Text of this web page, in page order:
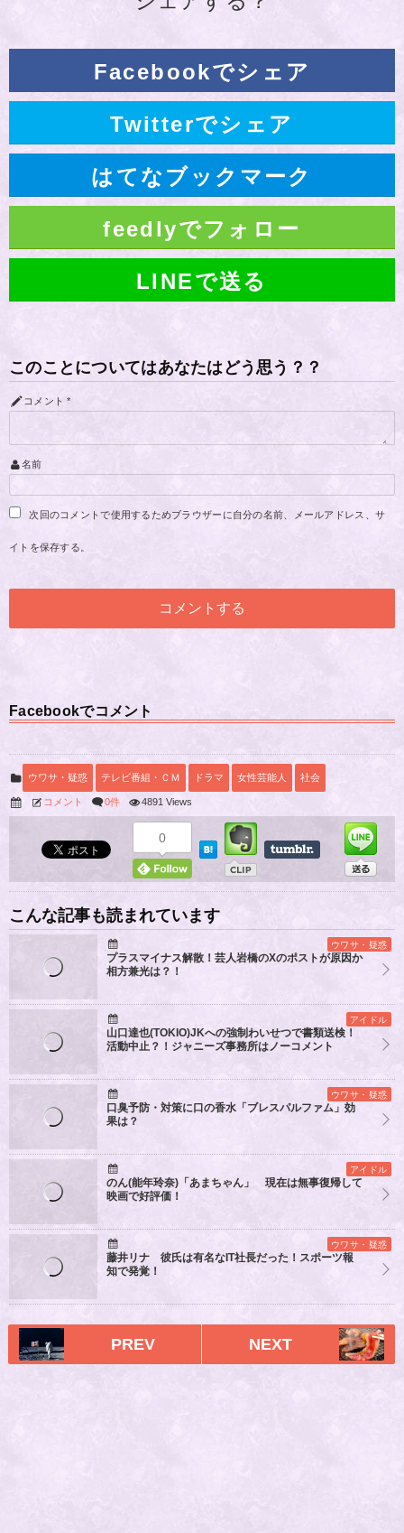
Facebookでシェア
Twitterでシェア
はてなブックマーク
feedlyでフォロー
LINEで送る
このことについてはあなたはどう思う？？
コメント *
名前
次回のコメントで使用するためブラウザーに自分の名前、メールアドレス、サ
イトを保存する。
Facebookでコメント
ウワサ・疑惑 テレビ番組・ＣＭ ドラマ 女性芸能人 社会
コメント 0件 4891 Views
0
こんな記事も読まれています
ウワサ・疑惑
プラスマイナス解散！芸人岩橋のXのポストが原因か
相方兼光は？！
アイドル
山口達也(TOKIO)JKへの強制わいせつで書類送検！
活動中止？！ジャニーズ事務所はノーコメント
ウワサ・疑惑
口臭予防・対策に口の香水「ブレスパルファム」効
果は？
アイドル
のん(能年玲奈)「あまちゃん」 現在は無事復帰して
映画で好評価！
ウワサ・疑惑
藤井リナ 彼氏は有名なIT社長だった！スポーツ報
知で発覚！
PREV NEXT